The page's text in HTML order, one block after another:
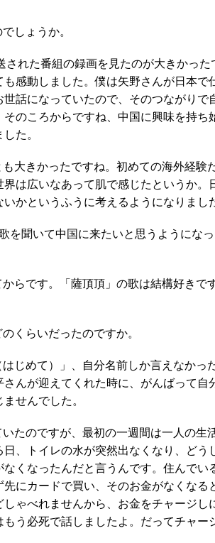
しょうか。
れた番組の録画を見たのが大きかった
感動しました。僕は矢野さんが日本で
話になっていたので、そのつながりで
のころからですね、中国に興味を持ち
た。
大きかったですね。初めての海外経験
は広いなあって肌で感じたというか。
かというふうに考えるようになりまし
聞いて中国に来たいと思うようになっ
らです。「薩頂頂」の歌は結構好きで
くらいだったのですか。
じめて）」、自分名前しか言えなかっ
んが迎えてくれた時に、がんばって自
せんでした。
たのですが、最初の一週間は一人の生
、トイレの水が突然出なくなり、どう
くなったんだと言うんです。住んでい
にカードで買い、そのお金がなくなる
ゃべれませんから、お金をチャージし
う必死で話しましたよ。だってチャー